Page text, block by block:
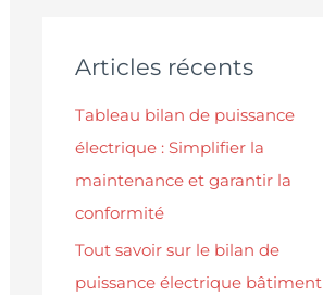
Articles récents
Tableau bilan de puissance
électrique : Simplifier la
maintenance et garantir la
conformité
Tout savoir sur le bilan de
puissance électrique bâtiment